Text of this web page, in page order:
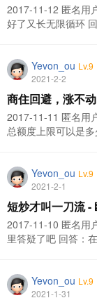
2017-11-12 匿名用
好了又长无限循环
Yevon_ou Lv.9
2021-2-2
商住回避，涨不
2017-11-11 匿名用
总额度上限可以是
Yevon_ou Lv.9
2021-2-1
短炒才叫一刀流 -
2017-11-10 匿名用
里答疑了吧 回答：
Yevon_ou Lv.9
2021-1-31